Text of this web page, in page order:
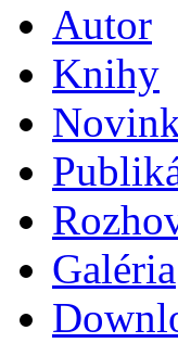
Autor
Knihy
Galéria